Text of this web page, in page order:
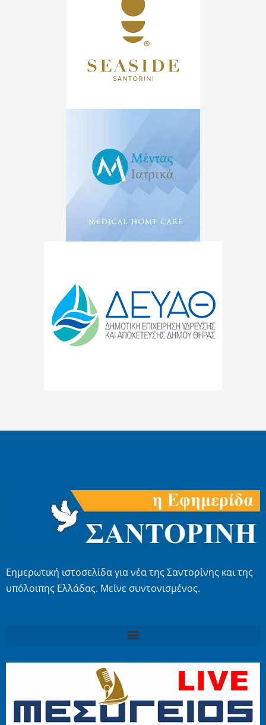
Εημερωτική ιστοσελίδα για νέα της Σαντορίνης και της
υπόλοιπης Ελλάδας. Μείνε συντονισμένος.